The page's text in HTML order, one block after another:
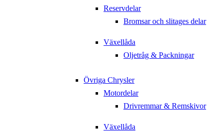
Reservdelar
Bromsar och slitages delar
Växellåda
Oljetråg & Packningar
Övriga Chrysler
Motordelar
Drivremmar & Remskivor
Växellåda